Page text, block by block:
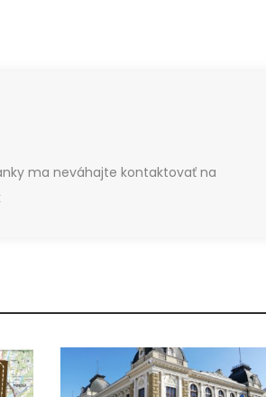
ma neváhajte kontaktovať na